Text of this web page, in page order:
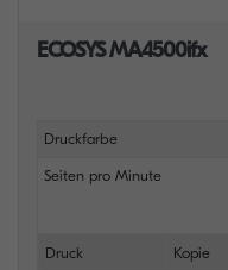
ECOSYS MA4500ifx
Druckfarbe
Seiten pro Minute
Druck Kopie